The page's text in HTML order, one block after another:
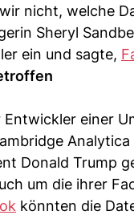
nicht, welche
Sheryl
ein und sagte,
einer
Donald Trump
um die ihrer
könnten die